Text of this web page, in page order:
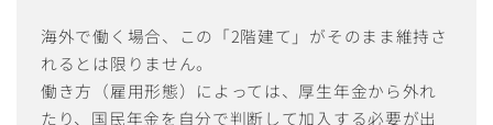
海外で働く場合、この「2階建て」がそのまま維持さ
れるとは限りません。
働き方（雇用形態）によっては、厚生年金から外れ
たり、国民年金を自分で判断して加入する必要が出